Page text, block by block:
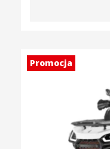
Promocja